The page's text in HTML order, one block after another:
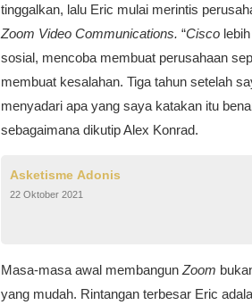
tinggalkan, lalu Eric mulai merintis
Zoom Video Communications. “Cisco
sosial, mencoba membuat perusahaan
membuat kesalahan. Tiga tahun setelah
menyadari apa yang saya katakan itu
sebagaimana dikutip Alex Konrad.
Asketisme Adonis
22 Oktober 2021
Masa-masa awal membangun Zoom
yang mudah. Rintangan terbesar Eric